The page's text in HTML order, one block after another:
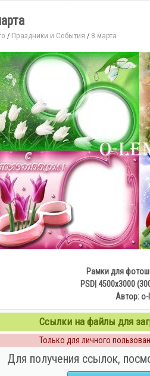
/ Праздники и События / 8 марта
Рамки для
PSD| 4500х3000
Автор: o-
Ссылки на файлы для
Только для личного
Для получения ссылок,